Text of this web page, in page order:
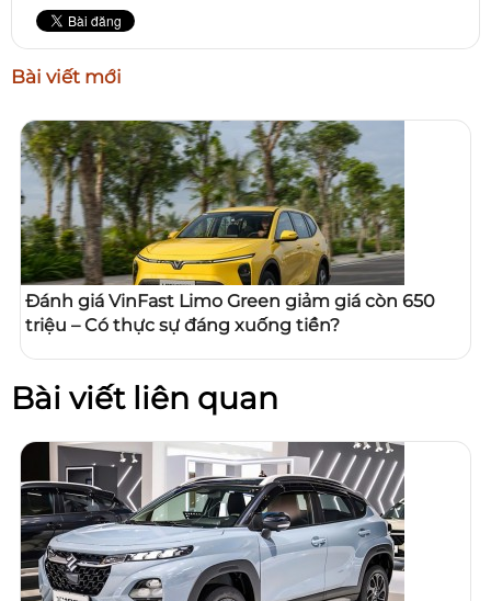
Bài viết mới
Đánh giá VinFast Limo Green giảm giá còn 650
triệu – Có thực sự đáng xuống tiền?
Bài viết liên quan